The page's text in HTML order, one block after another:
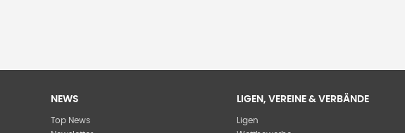
NEWS
Top News
LIGEN, VEREINE & VERBÄNDE
Ligen